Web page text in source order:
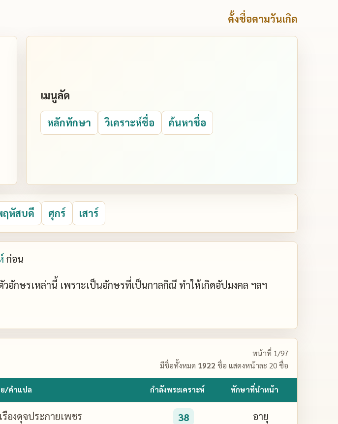
ตั้งชื่อตามวันเกิด
เมนูลัด
หลักทักษา วิเคราะห์ชื่อ ค้นหาชื่อ
หัสบดี ศุกร์ เสาร์
ก่อน
อักษรเหล่านี้ เพราะเป็นอักษรที่เป็นกาลกิณี ทำให้เกิดอัปมงคล ฯลฯ
หน้าที่ 1/97
มีชื่อทั้งหมด 1922 ชื่อ แสดงหน้าละ 20 ชื่อ
/คำแปล กำลังพระเคราะห์ ทักษาที่นำหน้า
รืองดุจประกายเพชร 38 อายุ